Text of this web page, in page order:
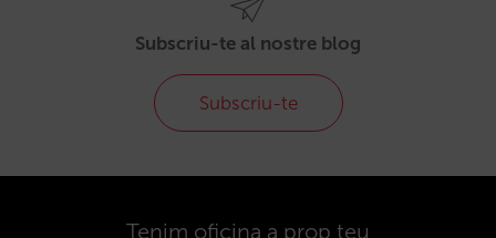
Subscriu-te al nostre blog
Subscriu-te
Tenim oficina a prop teu